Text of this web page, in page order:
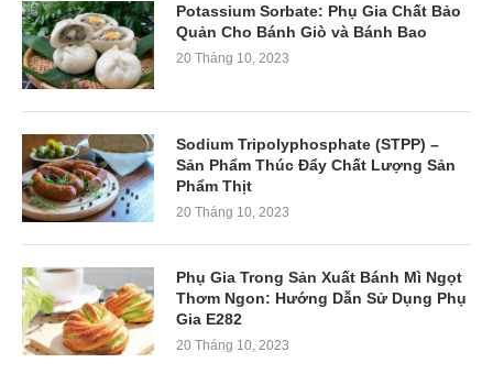
Potassium Sorbate: Phụ Gia Chất Bảo
Quản Cho Bánh Giò và Bánh Bao
20 Tháng 10, 2023
Sodium Tripolyphosphate (STPP) –
Sản Phẩm Thúc Đẩy Chất Lượng Sản
Phẩm Thịt
20 Tháng 10, 2023
Phụ Gia Trong Sản Xuất Bánh Mì Ngọt
Thơm Ngon: Hướng Dẫn Sử Dụng Phụ
Gia E282
20 Tháng 10, 2023